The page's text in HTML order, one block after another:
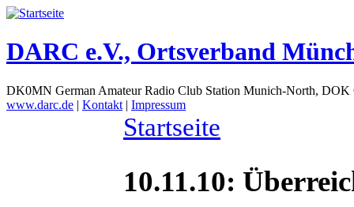
DARC e.V., Ortsverband
DK0MN German Amateur Radio Club Station Munich-North,
www.darc.de | Kontakt | Impressum
Startseite
10.11.10: